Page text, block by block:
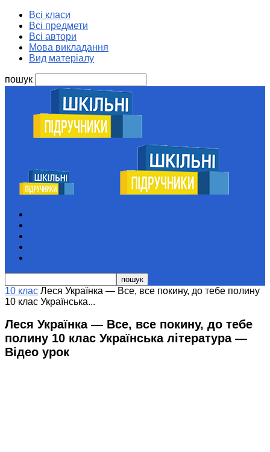
Всі класи
Всі предмети
Всі автори
Мова викладання
Вид матеріалу
пошук
10 клас Леся Українка — Все, все покину, до тебе полину
10 клас Українська...
Леся Українка — Все, все покину, до тебе
полину 10 клас Українська література —
Відео урок